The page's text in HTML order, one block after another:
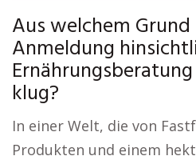
Aus welchem
Anmeldung
klug?
In einer Welt, die von
Produkten und einem